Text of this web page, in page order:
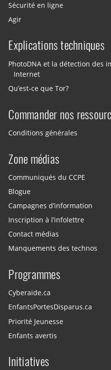
Sécurité en ligne
Agir
Explications techniques
PhotoDNA et la détection des
Internet
Qu’est-ce que Tor?
Commander nos
Conditions générales
Zone médias
Communiqués du CCPE
Blogue
Campagnes d’information
Inscription à l’infolettre
Contact médias
Manquements des technos
Programmes
Cyberaide.ca
EnfantsPortesDisparus.ca
Priorité Jeunesse
Enfants avertis
Initiatives